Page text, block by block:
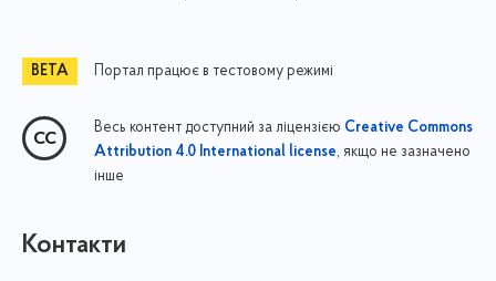
Портал працює в тестовому режимі
Весь контент доступний за ліцензією Creative Commons
Attribution 4.0 International license, якщо не зазначено
інше
Контакти